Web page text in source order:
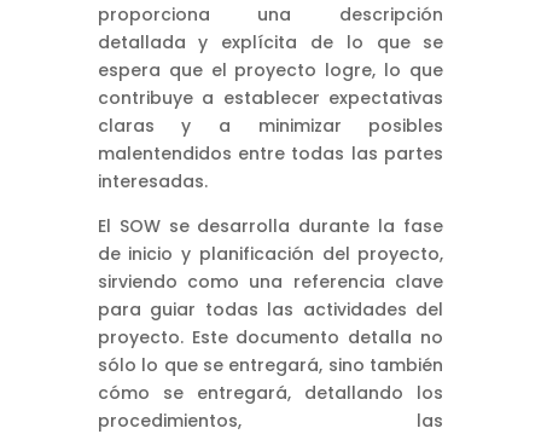
proporciona una descripción
detallada y explícita de lo que se
espera que el proyecto logre, lo que
contribuye a establecer expectativas
claras y a minimizar posibles
malentendidos entre todas las partes
interesadas.
El SOW se desarrolla durante la fase
de inicio y planificación del proyecto,
sirviendo como una referencia clave
para guiar todas las actividades del
proyecto. Este documento detalla no
sólo lo que se entregará, sino también
cómo se entregará, detallando los
procedimientos, las